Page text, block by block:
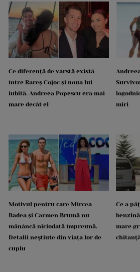
Ce diferență de vârstă există
între Rareș Cojoc și noua lui
iubită. Andreea Popescu era mai
mare decât el
miri
Motivul pentru care Mircea
Badea și Carmen Brumă nu
mănâncă niciodată împreună.
Detalii neștiute din viața lor de
cuplu
Ce a
mare